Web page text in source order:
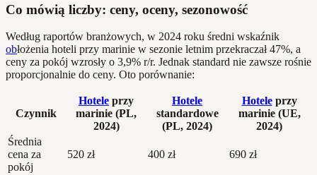
Co mówią liczby: ceny, oceny, sezonowość
Według raportów branżowych, w 2024 roku średni wskaźnik
obłożenia hoteli przy marinie w sezonie letnim przekraczał 47%, a
ceny za pokój wzrosły o 3,9% r/r. Jednak standard nie zawsze rośnie
proporcjonalnie do ceny. Oto porównanie:
Czynnik
Hotele przy
marinie (PL,
2024)
Hotele
standardowe
(PL, 2024)
Hoteleprzy
marinie (UE,
2024)
Średnia
cena za
pokój
520 zł 400 zł 690 zł